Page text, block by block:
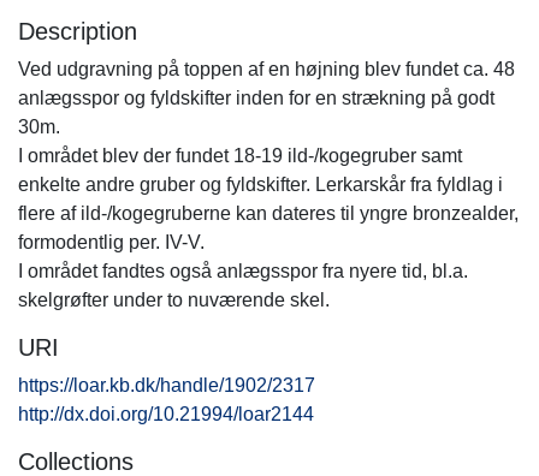
Description
Ved udgravning på toppen af en højning blev fundet ca. 48
anlægsspor og fyldskifter inden for en strækning på godt
30m.
I området blev der fundet 18-19 ild-/kogegruber samt
enkelte andre gruber og fyldskifter. Lerkarskår fra fyldlag i
flere af ild-/kogegruberne kan dateres til yngre bronzealder,
formodentlig per. IV-V.
I området fandtes også anlægsspor fra nyere tid, bl.a.
skelgrøfter under to nuværende skel.
URI
https://loar.kb.dk/handle/1902/2317
http://dx.doi.org/10.21994/loar2144
Collections